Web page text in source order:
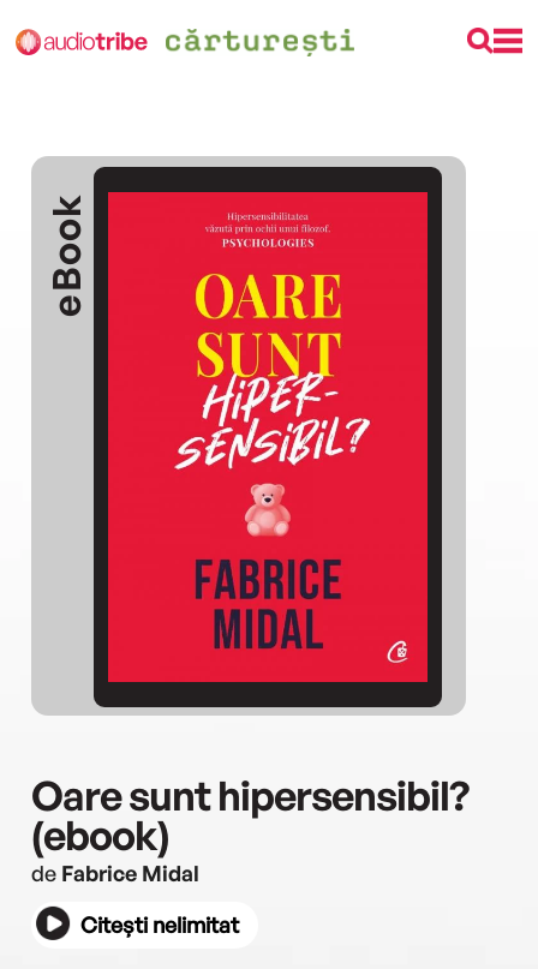
eBook
Oare sunt hipersensibil?
(ebook)
de Fabrice Midal
Citești nelimitat